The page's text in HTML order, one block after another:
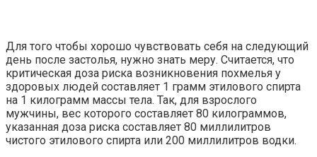
Для того чтобы хорошо чувствовать себя на следующий
день после застолья, нужно знать меру. Считается, что
критическая доза риска возникновения похмелья у
здоровых людей составляет 1 грамм этилового спирта
на 1 килограмм массы тела. Так, для взрослого
мужчины, вес которого составляет 80 килограммов,
указанная доза риска составляет 80 миллилитров
чистого этилового спирта или 200 миллилитров водки.